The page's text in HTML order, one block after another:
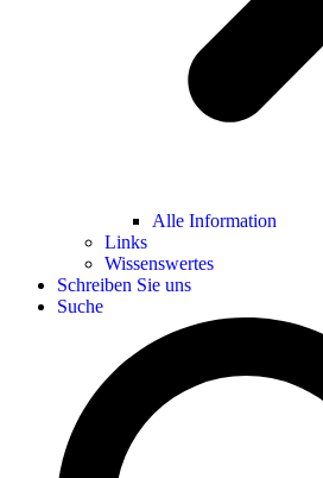
Alle Information
Links
Wissenswertes
Schreiben Sie uns
Suche